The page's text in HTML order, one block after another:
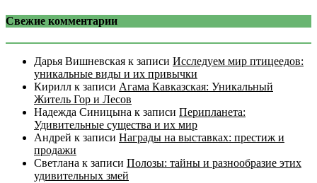
Свежие комментарии
Дарья Вишневская к записи Исследуем мир птицеедов:
уникальные виды и их привычки
Кирилл к записи Агама Кавказская: Уникальный
Житель Гор и Лесов
Надежда Синицына к записи Перипланета:
Удивительные существа и их мир
Андрей к записи Награды на выставках: престиж и
продажи
Светлана к записи Полозы: тайны и разнообразие этих
удивительных змей